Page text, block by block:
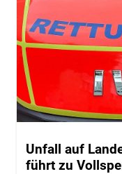
Unfall auf
führt zu